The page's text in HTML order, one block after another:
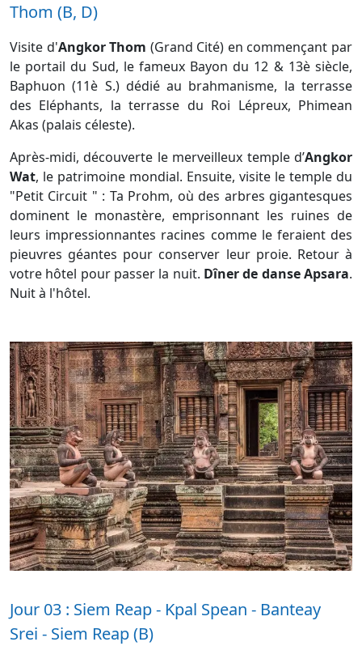
Thom (B, D)
Visite d'Angkor Thom (Grand Cité) en commençant par
le portail du Sud, le fameux Bayon du 12 & 13è siècle,
Baphuon (11è S.) dédié au brahmanisme, la terrasse
des Eléphants, la terrasse du Roi Lépreux, Phimean
Akas (palais céleste).
Après-midi, découverte le merveilleux temple d’Angkor
Wat, le patrimoine mondial. Ensuite, visite le temple du
"Petit Circuit " : Ta Prohm, où des arbres gigantesques
dominent le monastère, emprisonnant les ruines de
leurs impressionnantes racines comme le feraient des
pieuvres géantes pour conserver leur proie. Retour à
votre hôtel pour passer la nuit. Dîner de danse Apsara.
Nuit à l'hôtel.
Jour 03 : Siem Reap - Kpal Spean - Banteay
Srei - Siem Reap (B)